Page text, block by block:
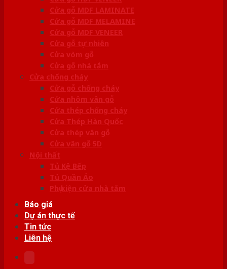
Cửa gỗ MDF LAMINATE
Cửa gỗ MDF MELAMINE
Cửa gỗ MDF VENEER
Cửa gỗ tự nhiên
Cửa vòm gỗ
Cửa gỗ nhà tắm
Cửa chống cháy
Cửa gỗ chống cháy
Cửa nhôm vân gỗ
Cửa thép chống cháy
Cửa Thép Hàn Quốc
Cửa thép vân gỗ
Cửa vân gỗ 5D
Nội thất
Tủ Kệ Bếp
Tủ Quần Áo
Phụ kiện cửa nhà tắm
Báo giá
Dự án thực tế
Tin tức
Liên hệ